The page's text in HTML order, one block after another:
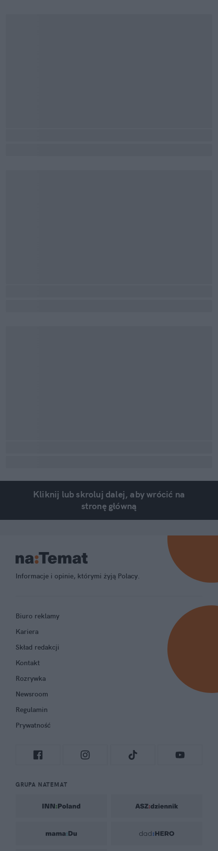
Kliknij lub skroluj dalej, aby wrócić na
stronę główną
Informacje i opinie, którymi żyją Polacy.
Biuro reklamy
Kariera
Skład redakcji
Kontakt
Rozrywka
Newsroom
Regulamin
Prywatność
GRUPA NATEMAT